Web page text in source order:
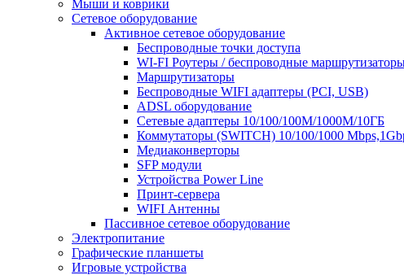
Мыши и коврики
Сетевое оборудование
Активное сетевое оборудование
Беспроводные точки доступа
WI-FI Роутеры / беспроводные
Маршрутизаторы
Беспроводные WIFI адаптеры (PCI, USB)
ADSL оборудование
Сетевые адаптеры 10/100/100М/1000М/10ГБ
Коммутаторы (SWITCH) 10/100/1000
Медиаконверторы
SFP модули
Устройства Power Line
Принт-сервера
WIFI Антенны
Пассивное сетевое оборудование
Электропитание
Графические планшеты
Игровые устройства